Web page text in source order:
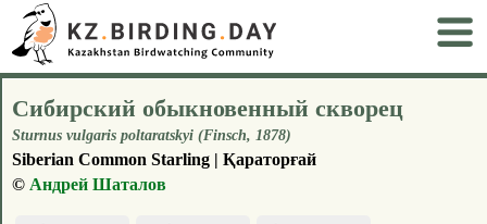
Сибирский обыкновенный скворец
Sturnus vulgaris poltaratskyi (Finsch, 1878)
Siberian Common Starling | Қараторғай
© Андрей Шаталов